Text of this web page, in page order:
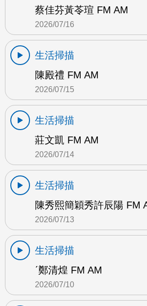
蔡佳芬黃苓瑄 FM AM
2026/07/16
生活掃描
陳殿禮 FM AM
2026/07/15
生活掃描
莊文凱 FM AM
2026/07/14
生活掃描
陳秀熙簡穎秀許辰陽 FM
2026/07/13
生活掃描
ˊ鄭清煌 FM AM
2026/07/10